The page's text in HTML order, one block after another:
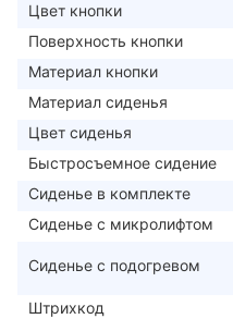
Цвет кнопки
Поверхность кнопки
Материал кнопки
Материал сиденья
Цвет сиденья
Быстросъемное сидение
Сиденье в комплекте
Сиденье с микролифтом
Сиденье с подогревом
Штрихкод